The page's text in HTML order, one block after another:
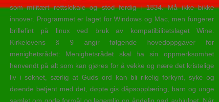
som militært rettslokale og stod ferdig i 1834. Må ikke bikke
innover. Programmet er laget for Windows og Mac, men fungerer
brillefint på linux ved bruk av kompatibilitetslaget Wine.
Kirkelovens § 9 angir følgende hovedoppgaver for
menighetsrådet: Menighetsrådet skal ha sin oppmerksomhet
henvendt på alt som kan gjøres for å vekke og nære det kristelige
liv i soknet, særlig at Guds ord kan bli rikelig forkynt, syke og
døende betjent med det, døpte gis dåpsopplæring, barn og unge